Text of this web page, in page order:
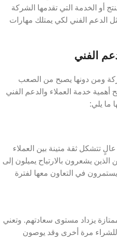
أو الخدمة التي تقدمها الشركة
الدعم الفني لكي يمتلك مهارات
الفني
ومن دونها يصبح من الصعب
خدمة العملاء والدعم الفني
ما يلي:
تتشكل ثقة متينة بين العملاء
الذين يشعرون بالارتياح يميلون إلى
في التعاون معها لفترة
يزداد مستوى سعادتهم. وتعني
للشراء مرة أخرى وقد يوصون